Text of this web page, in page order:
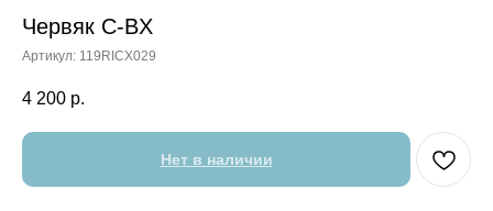
Червяк C-BX
Артикул: 119RICX029
4 200 р.
Нет в наличии